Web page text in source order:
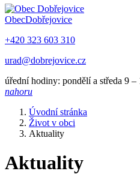
ObecDobřejovice
+420 323 603 310
urad@dobrejovice.cz
úřední hodiny: pondělí a středa
nahoru
Úvodní stránka
Život v obci
Aktuality
Aktuality